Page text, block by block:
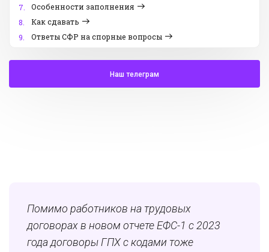
7.
Особенности заполнения
8.
Как сдавать
9.
Ответы СФР на спорные вопросы
Наш телеграм
Помимо работников на трудовых
договорах в новом отчете ЕФС-1 с 2023
года договоры ГПХ с кодами тоже